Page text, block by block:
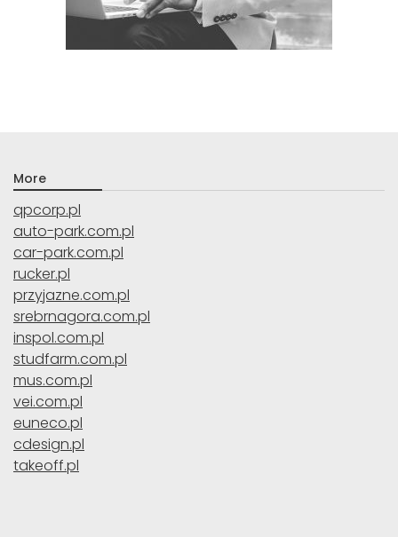
More
qpcorp.pl
auto-park.com.pl
car-park.com.pl
rucker.pl
przyjazne.com.pl
srebrnagora.com.pl
inspol.com.pl
studfarm.com.pl
mus.com.pl
vei.com.pl
euneco.pl
cdesign.pl
takeoff.pl